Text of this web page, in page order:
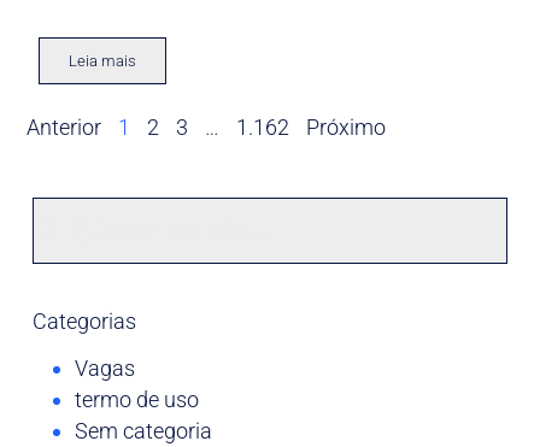
Leia mais
Anterior 1 2 3 … 1.162 Próximo
Categorias
Vagas
termo de uso
Sem categoria